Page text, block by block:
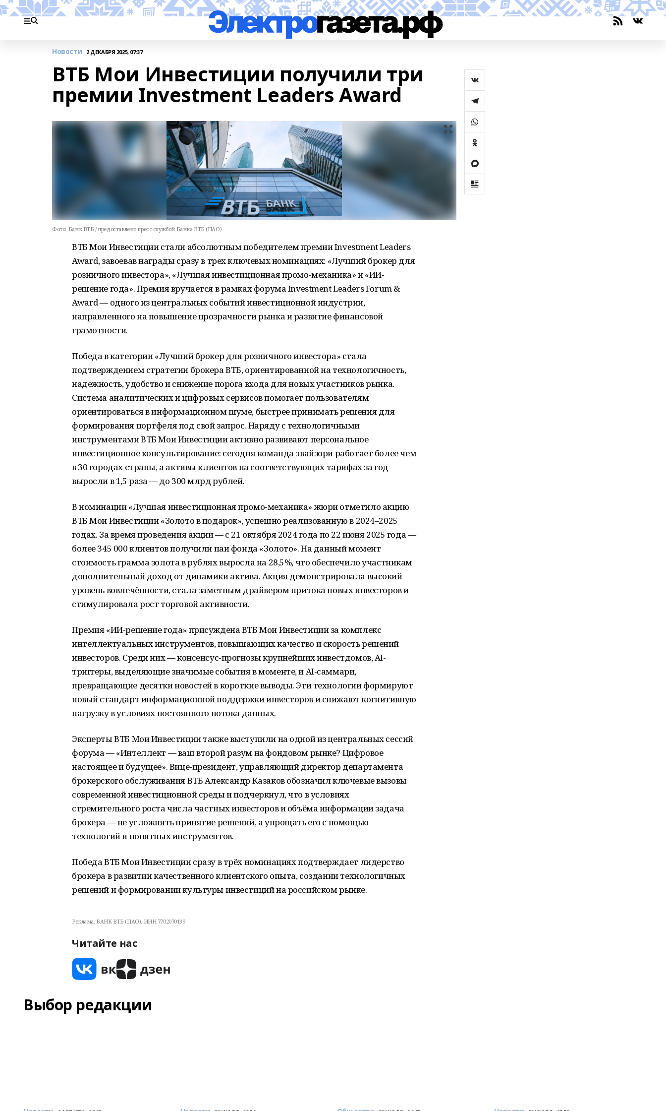
Новости 2 ДЕКАБРЯ 2025, 07:37
ВТБ Мои Инвестиции получили три
премии Investment Leaders Award
Фото: Банк ВТБ / предоставлено пресс-службой Банка ВТБ (ПАО)
ВТБ Мои Инвестиции стали абсолютным победителем премии Investment Leaders
Award, завоевав награды сразу в трех ключевых номинациях: «Лучший брокер для
розничного инвестора», «Лучшая инвестиционная промо-механика» и «ИИ-
решение года». Премия вручается в рамках форума Investment Leaders Forum &
Award — одного из центральных событий инвестиционной индустрии,
направленного на повышение прозрачности рынка и развитие финансовой
грамотности.
Победа в категории «Лучший брокер для розничного инвестора» стала
подтверждением стратегии брокера ВТБ, ориентированной на технологичность,
надежность, удобство и снижение порога входа для новых участников рынка.
Система аналитических и цифровых сервисов помогает пользователям
ориентироваться в информационном шуме, быстрее принимать решения для
формирования портфеля под свой запрос. Наряду с технологичными
инструментами ВТБ Мои Инвестиции активно развивают персональное
инвестиционное консультирование: сегодня команда эвайзори работает более чем
в 30 городах страны, а активы клиентов на соответствующих тарифах за год
выросли в 1,5 раза — до 300 млрд рублей.
В номинации «Лучшая инвестиционная промо-механика» жюри отметило акцию
ВТБ Мои Инвестиции «Золото в подарок», успешно реализованную в 2024–2025
годах. За время проведения акции — с 21 октября 2024 года по 22 июня 2025 года —
более 345 000 клиентов получили паи фонда «Золото». На данный момент
стоимость грамма золота в рублях выросла на 28,5%, что обеспечило участникам
дополнительный доход от динамики актива. Акция демонстрировала высокий
уровень вовлечённости, стала заметным драйвером притока новых инвесторов и
стимулировала рост торговой активности.
Премия «ИИ-решение года» присуждена ВТБ Мои Инвестиции за комплекс
интеллектуальных инструментов, повышающих качество и скорость решений
инвесторов. Среди них — консенсус-прогнозы крупнейших инвестдомов, AI-
триггеры, выделяющие значимые события в моменте, и AI-саммари,
превращающие десятки новостей в короткие выводы. Эти технологии формируют
новый стандарт информационной поддержки инвесторов и снижают когнитивную
нагрузку в условиях постоянного потока данных.
Эксперты ВТБ Мои Инвестиции также выступили на одной из центральных сессий
форума — «Интеллект — ваш второй разум на фондовом рынке? Цифровое
настоящее и будущее». Вице-президент, управляющий директор департамента
брокерского обслуживания ВТБ Александр Казаков обозначил ключевые вызовы
современной инвестиционной среды и подчеркнул, что в условиях
стремительного роста числа частных инвесторов и объёма информации задача
брокера — не усложнять принятие решений, а упрощать его с помощью
технологий и понятных инструментов.
Победа ВТБ Мои Инвестиции сразу в трёх номинациях подтверждает лидерство
брокера в развитии качественного клиентского опыта, создании технологичных
решений и формировании культуры инвестиций на российском рынке.
Реклама. БАНК ВТБ (ПАО). ИНН 7702070139
Читайте нас
Выбор редакции